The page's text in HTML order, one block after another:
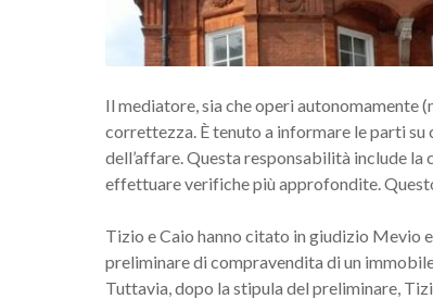
Il mediatore, sia che operi autonomamente
correttezza. È tenuto a informare le parti su
dell’affare. Questa responsabilità include
effettuare verifiche più approfondite.
Tizio e Caio hanno citato in giudizio Mevio
preliminare di compravendita di un
Tuttavia, dopo la stipula del preliminare,